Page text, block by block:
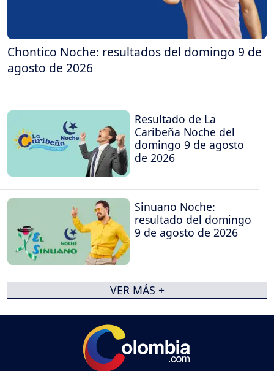
Chontico Noche: resultados del domingo 9 de
agosto de 2026
Resultado de La
Caribeña Noche del
domingo 9 de agosto
de 2026
Sinuano Noche:
resultado del domingo
9 de agosto de 2026
VER MÁS +